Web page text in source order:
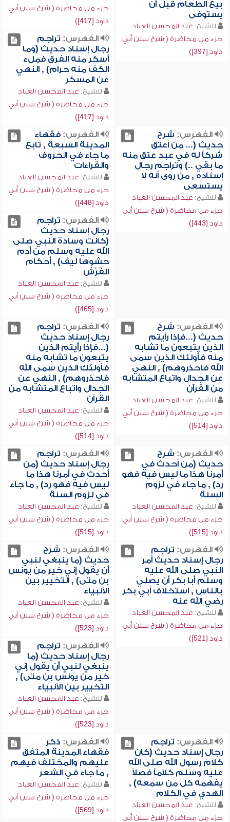
بيع الطعام قبل أن
يستوفى
للشيخ: عبد المحسن العباد
جزء من محاضرة ( شرح سنن أبي
داود [397])
جزء من محاضرة ( شرح سنن أبي
داود [417])
الفهرس: تراجم
رجال إسناد حديث (وما
أسكر منه الفرق فملء
الكف منه حرام) , النهي
عن المسكر
للشيخ: عبد المحسن العباد
جزء من محاضرة ( شرح سنن أبي
داود [417])
الفهرس: شرح
حديث (... من أعتق
شركاً له في عبد عتق منه
ما بقي ..) وتراجم رجال
إسناده , من روى أنه لا
يستسعى
للشيخ: عبد المحسن العباد
جزء من محاضرة ( شرح سنن أبي
داود [443])
الفهرس:فقهاء
المدينة السبعة , تابع
ما جاء في الحروف
والقراءات
للشيخ: عبد المحسن العباد
جزء من محاضرة ( شرح سنن أبي
داود [448])
الفهرس: تراجم
رجال إسناد حديث
(كانت وسادة النبي صلى
الله عليه وسلم من أدم
حشوها ليف) , أحكام
الفُرُش
للشيخ: عبد المحسن العباد
جزء من محاضرة ( شرح سنن أبي
داود [465])
الفهرس: شرح
حديث (...فإذا رأيتم
الذين يتبعون ما تشابه
منه فأولئك الذين سمى
الله فاحذروهم) , النهي
عن الجدال واتباع المتشابه
من القرآن
للشيخ: عبد المحسن العباد
جزء من محاضرة ( شرح سنن أبي
داود [514])
الفهرس: تراجم
رجال إسناد حديث
(...فإذا رأيتم الذين
يتبعون ما تشابه منه
فأولئك الذين سمى الله
فاحذروهم) , النهي عن
الجدال واتباع المتشابه من
القرآن
للشيخ: عبد المحسن العباد
جزء من محاضرة ( شرح سنن أبي
داود [514])
الفهرس: شرح
حديث (من أحدث في
أمرنا هذا ما ليس فيه فهو
رد) , ما جاء في لزوم
السنة
للشيخ: عبد المحسن العباد
جزء من محاضرة ( شرح سنن أبي
داود [515])
الفهرس: تراجم
رجال إسناد حديث (من
أحدث في أمرنا هذا ما
ليس فيه فهو رد) , ما جاء
في لزوم السنة
للشيخ: عبد المحسن العباد
جزء من محاضرة ( شرح سنن أبي
داود [515])
الفهرس: تراجم
رجال إسناد حديث أمر
النبي صلى الله عليه
وسلم أبا بكر أن يصلي
بالناس , استخلاف أبي بكر
رضي الله عنه
للشيخ: عبد المحسن العباد
جزء من محاضرة ( شرح سنن أبي
داود [521])
الفهرس: شرح
حديث (ما ينبغي لنبي
أن يقول إني خير من يونس
بن متى) , التخيير بين
الأنبياء
للشيخ: عبد المحسن العباد
جزء من محاضرة ( شرح سنن أبي
داود [523])
الفهرس: تراجم
رجال إسناد حديث (ما
ينبغي لنبي أن يقول إني
خير من يونس بن متى) ,
التخيير بين الأنبياء
للشيخ: عبد المحسن العباد
جزء من محاضرة ( شرح سنن أبي
داود [523])
الفهرس: تراجم
رجال إسناد حديث (كان
كلام رسول الله صلى الله
عليه وسلم كلاماً فصلاً
يفهمه كل من سمعه) ,
الهدي في الكلام
للشيخ: عبد المحسن العباد
جزء من محاضرة ( شرح سنن أبي
الفهرس: ذكر
فقهاء المدينة المتفق
عليهم والمختلف فيهم
, ما جاء في الشعر
للشيخ: عبد المحسن العباد
جزء من محاضرة ( شرح سنن أبي
داود [569])